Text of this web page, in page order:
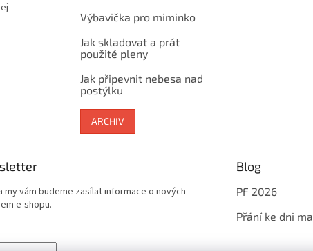
Výbavička pro miminko
Jak skladovat a prát
použité pleny
Jak připevnit nebesa nad
postýlku
ARCHIV
my vám budeme zasílat informace o nových
e-shopu.
Blog
PF 2026
Přání ke dni